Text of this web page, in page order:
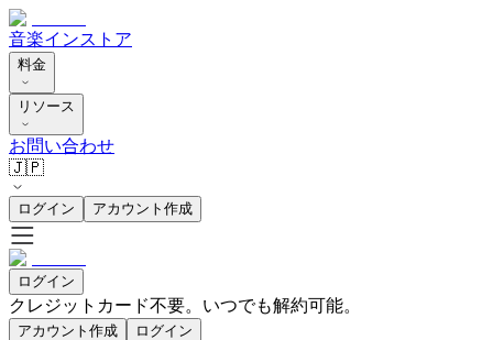
音楽インストア
料金
リソース
お問い合わせ
🇯🇵
ログイン アカウント作成
ログイン
クレジットカード不要。いつでも解約可能。
アカウント作成 ログイン